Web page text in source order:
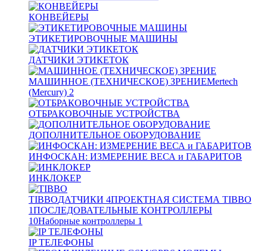
КОНВЕЙЕРЫ
ЭТИКЕТИРОВОЧНЫЕ МАШИНЫ
ДАТЧИКИ ЭТИКЕТОК
МАШИННОЕ (ТЕХНИЧЕСКОЕ) ЗРЕНИЕMertech
(Mercury) 2
ОТБРАКОВОЧНЫЕ УСТРОЙСТВА
ДОПОЛНИТЕЛЬНОЕ ОБОРУДОВАНИЕ
ИНФОСКАН: ИЗМЕРЕНИЕ ВЕСА и ГАБАРИТОВ
ИНКЛОКЕР
TIBBOДАТЧИКИ 4ПРОЕКТНАЯ СИСТЕМА TIBBO
1ПОСЛЕДОВАТЕЛЬНЫЕ КОНТРОЛЛЕРЫ
10Наборные контроллеры 1
IP ТЕЛЕФОНЫ